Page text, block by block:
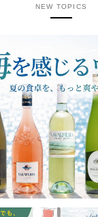
NEW TOPICS